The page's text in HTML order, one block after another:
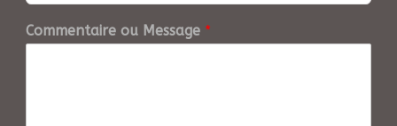
Commentaire ou Message *